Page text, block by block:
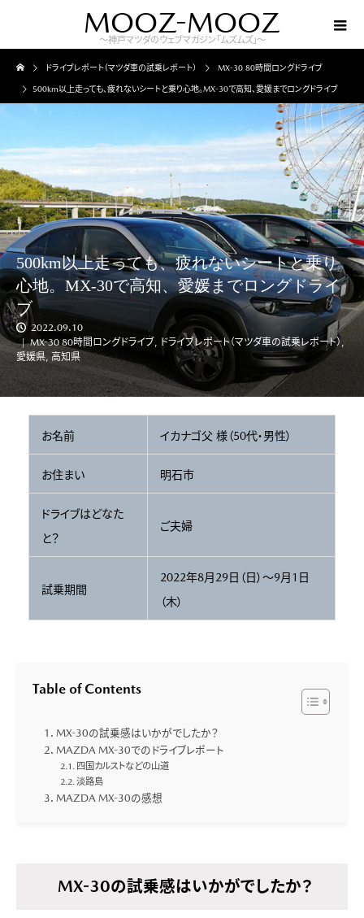
MOOZ-MOOZ
～神戸マツダのウェブマガジン「ムズムズ」～
ドライブレポート（マツダ車の試乗レポート） MX-30 80時間ロングドライブ
500km以上走っても、疲れないシートと乗り心地。MX-30で高知、愛媛までロングドライブ
500km以上走っても、疲れないシートと乗り
心地。MX-30で高知、愛媛までロングドライ
ブ
2022.09.10
MX-30 80時間ロングドライブ , ドライブレポート（マツダ車の試乗レポート）,
愛媛県,高知県
お名前 イカナゴ父 様（50代・男性）
お住まい 明石市
ドライブはどなた
と？
ご夫婦
試乗期間
2022年8月29日（日）～9月1日
（木）
Table of Contents
MX-30の試乗感はいかがでしたか？
MAZDA MX-30でのドライブレポート
四国カルストなどの山道
淡路島
MAZDA MX-30の感想
MX-30の試乗感はいかがでしたか？